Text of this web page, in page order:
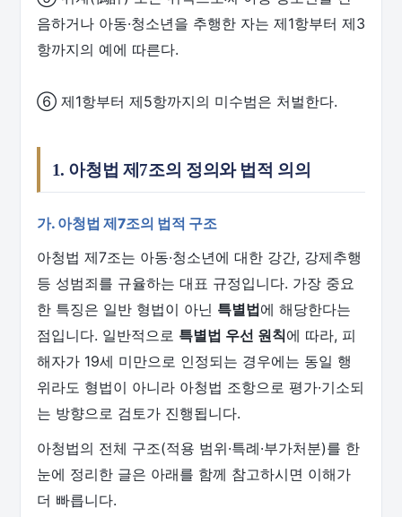
음하거나 아동·청소년을 추행한 자는 제1항부터 제3
항까지의 예에 따른다.
⑥ 제1항부터 제5항까지의 미수범은 처벌한다.
1. 아청법 제7조의 정의와 법적 의의
가. 아청법 제7조의 법적 구조
아청법 제7조는 아동·청소년에 대한 강간, 강제추행
등 성범죄를 규율하는 대표 규정입니다. 가장 중요
한 특징은 일반 형법이 아닌 특별법에 해당한다는
점입니다. 일반적으로 특별법 우선 원칙에 따라, 피
해자가 19세 미만으로 인정되는 경우에는 동일 행
위라도 형법이 아니라 아청법 조항으로 평가·기소되
는 방향으로 검토가 진행됩니다.
아청법의 전체 구조(적용 범위·특례·부가처분)를 한
눈에 정리한 글은 아래를 함께 참고하시면 이해가
더 빠릅니다.